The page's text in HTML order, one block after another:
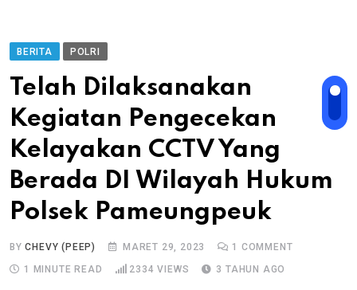
BERITA POLRI
Telah Dilaksanakan
Kegiatan Pengecekan
Kelayakan CCTV Yang
Berada DI Wilayah Hukum
Polsek Pameungpeuk
BYCHEVY (PEEP) MARET 29, 2023 1
COMMENT
1 MINUTE READ
2334 VIEWS 3 TAHUN AGO